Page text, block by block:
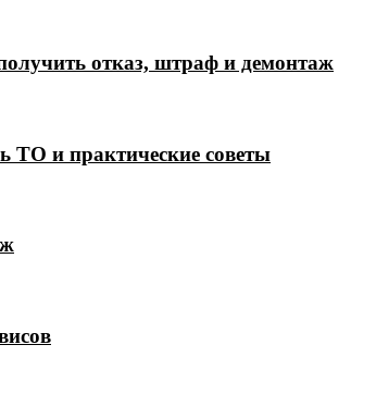
отказ, штраф и демонтаж
ТО и практические советы